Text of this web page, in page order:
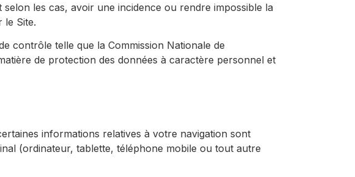
les cas, avoir une incidence ou rendre impossible la
le Site.
contrôle telle que la Commission Nationale de
de protection des données à caractère personnel et
informations relatives à votre navigation sont
(ordinateur, tablette, téléphone mobile ou tout autre